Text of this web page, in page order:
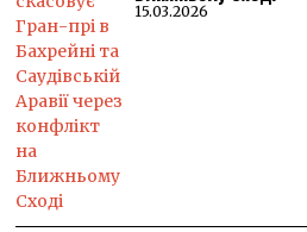
15.03.2026